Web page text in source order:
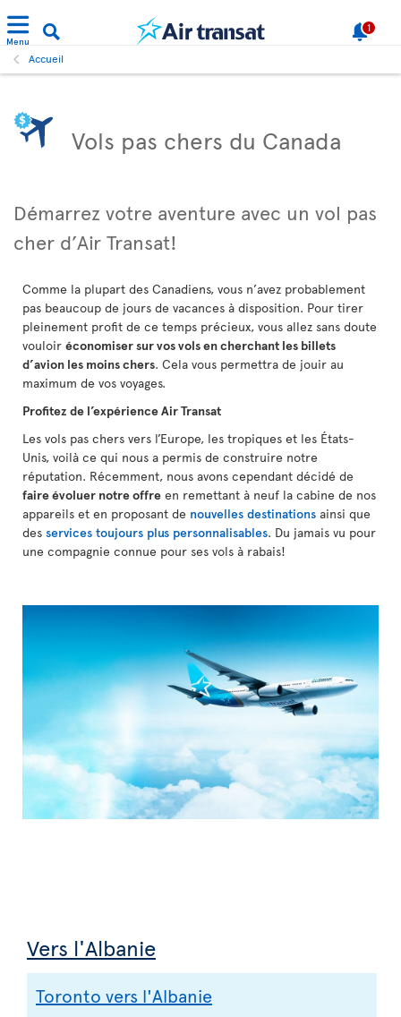
Menu
1
Accueil
Vols pas chers du Canada
Démarrez votre aventure avec un vol pas
cher d’Air Transat!
Comme la plupart des Canadiens, vous n’avez probablement
pas beaucoup de jours de vacances à disposition. Pour tirer
pleinement profit de ce temps précieux, vous allez sans doute
vouloir économiser sur vos vols en cherchant les billets
d’avion les moins chers. Cela vous permettra de jouir au
maximum de vos voyages.
Profitez de l’expérience Air Transat
Les vols pas chers vers l’Europe, les tropiques et les États-
Unis, voilà ce qui nous a permis de construire notre
réputation. Récemment, nous avons cependant décidé de
faire évoluer notre offre en remettant à neuf la cabine de nos
appareils et en proposant de nouvelles destinations ainsi que
des services toujours plus personnalisables. Du jamais vu pour
une compagnie connue pour ses vols à rabais!
Vers l'Albanie
Toronto vers l'Albanie